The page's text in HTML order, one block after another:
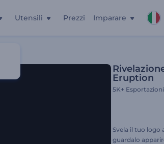
Utensili Prezzi Imparare
Eruption
5K+ Esportazioni
Svela il tuo logo
guardalo